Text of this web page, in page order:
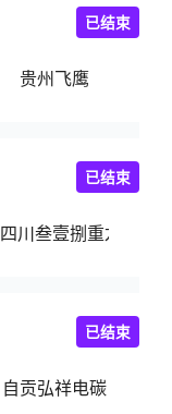
贵州飞鹰
已结束
四川叁壹捌重龙
已结束
自贡弘祥电碳
已结束